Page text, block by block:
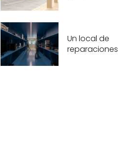
Un local de
reparaciones